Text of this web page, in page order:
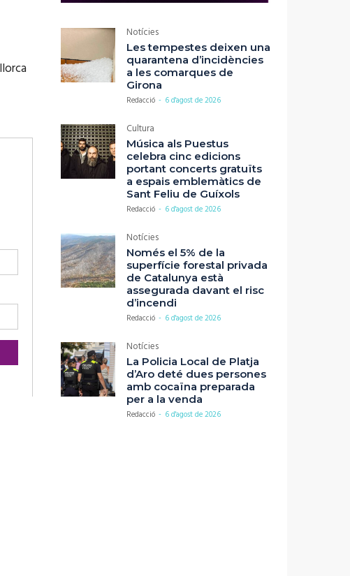
Notícies
Les tempestes deixen una
quarantena d’incidències
a les comarques de
Girona
Redacció - 6 d'agost de 2026
Cultura
Música als Puestus
celebra cinc edicions
portant concerts gratuïts
a espais emblemàtics de
Sant Feliu de Guíxols
Redacció - 6 d'agost de 2026
Notícies
Només el 5% de la
superfície forestal privada
de Catalunya està
assegurada davant el risc
d’incendi
Redacció - 6 d'agost de 2026
Notícies
La Policia Local de Platja
d’Aro deté dues persones
amb cocaïna preparada
per a la venda
Redacció - 6 d'agost de 2026